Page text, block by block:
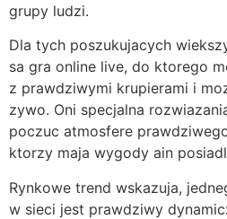
grupy ludzi.
Dla tych poszukujacych
sa gra online live, do ktorego
z prawdziwymi krupierami i
zywo. Oni specjalna
poczuc atmosfere
ktorzy maja wygody ain
Rynkowe trend wskazuja,
w sieci jest prawdziwy